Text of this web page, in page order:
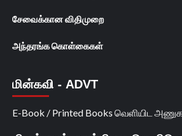
சேவைக்கான விதிமுறை
அந்தரங்க கொள்கைகள்
மின்கவி - ADVT
E-Book / Printed Books வெளியிட